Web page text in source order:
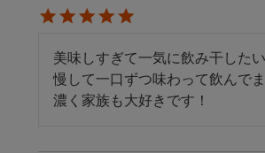
美味しすぎて一気に飲み干した
慢して一口ずつ味わって飲んで
濃く家族も大好きです！